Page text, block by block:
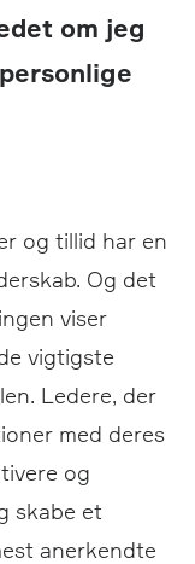
om jeg
og tillid har en
Og det
viser
vigtigste
Ledere, der
med deres
og
skabe et
anerkendte